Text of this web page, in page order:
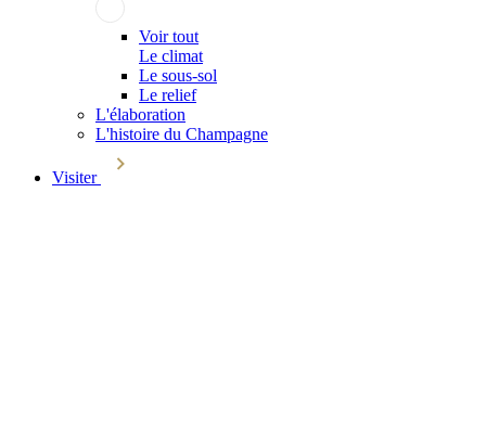
Voir tout
Le climat
Le sous-sol
Le relief
L'élaboration
L'histoire du Champagne
Visiter